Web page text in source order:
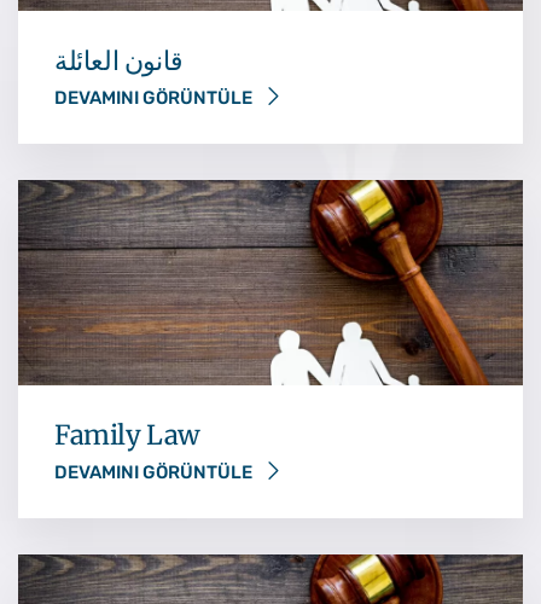
قانون العائلة
DEVAMINI GÖRÜNTÜLE
Family Law
DEVAMINI GÖRÜNTÜLE